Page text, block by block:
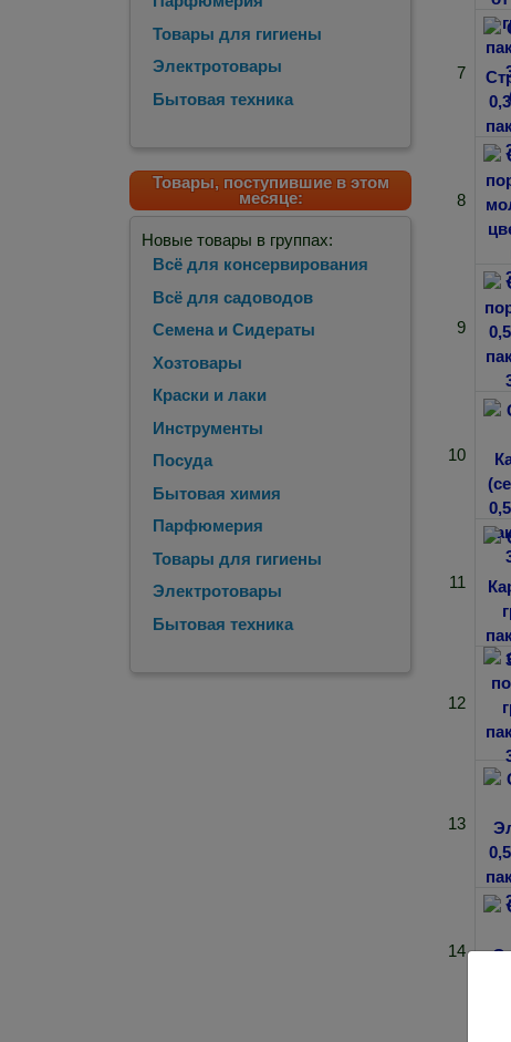
Товары для гигиены
Электротовары
Бытовая техника
Товары, поступившие в этом
месяце:
Новые товары в группах:
Всё для консервирования
Всё для садоводов
Семена и Сидераты
Хозтовары
Краски и лаки
Инструменты
Посуда
Бытовая химия
Парфюмерия
Товары для гигиены
Электротовары
Бытовая техника
7
8
9
10
11
12
13
14